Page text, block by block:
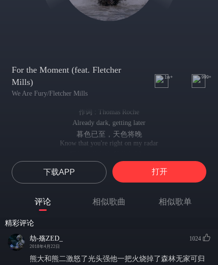
For the Moment (feat. Fletcher
Mills)
We Are Fury/Fletcher Mills
1w+ 999+
作词 : Thomas Roche
Already dark, getting later
暮色已至，天色将晚
Know that you're right on my radar
Didn't know ya
但我不知道你是谁
The way I should
It's not my time or my place now
他愈来愈接近
下载APP 打开
评论 相似歌曲 相似歌单
精彩评论
劫-殇ZED_
2018年4月22日
1024
熊大和熊二激怒了光头强他一把火烧掉了森林无家可归